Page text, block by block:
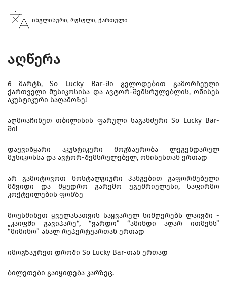
ინგლისური, რუსული, ქართული
აღწერა
6 მარტს, So Lucky Bar-ში გელოდებით გამორჩეული
ქართველი მუსიკოსისა და ავტორ-შემსრულებლის, ონისეს
აკუსტიკური საღამოზე!
აღმოაჩინეთ თბილისის ფარული საგანძური So Lucky Bar-
ში!
დაუვიწყარი აკუსტიკური მოგზაურობა ლეგენდარულ
მუსიკოსსა და ავტორ-შემსრულებელ, ონისესთან ერთად
არ გამოტოვოთ ნოსტალგიური ჰანგებით გაფორმებული
მშვიდი და მყუდრო გარემო უგემრიელესი, საფირმო
კოქტეილების ფონზე
მოუსმინეთ ყველასათვის საყვარელ სიმღერებს ლაივში -
„კაიფში გავიპარე“, “ვარდო” “ამინდი აღარ ითმენს”
“მიმინო” ახალ რეპერტუართან ერთად
იმოგზაურეთ დროში So Lucky Bar-თან ერთად
ბილეთები გაიყიდება კარზეც.